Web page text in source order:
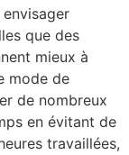
que des
mieux à
mode de
de nombreux
en évitant de
travaillées,